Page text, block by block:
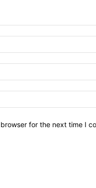
for the next time I